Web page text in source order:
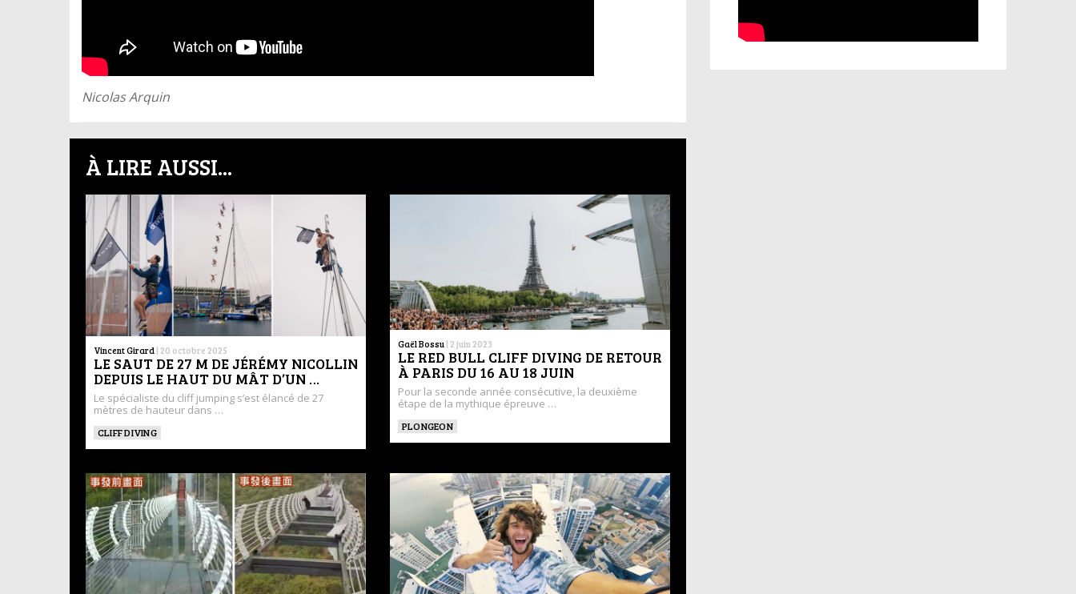
Nicolas Arquin
À LIRE AUSSI...
Vincent Girard | 20 octobre 2025
LE SAUT DE 27 M DE JÉRÉMY NICOLLIN
DEPUIS LE HAUT DU MÂT D’UN …
Le spécialiste du cliff jumping s’est élancé de 27
mètres de hauteur dans …
CLIFF DIVING
Gaël Bossu | 2 juin 2023
LE RED BULL CLIFF DIVING DE RETOUR
À PARIS DU 16 AU 18 JUIN
Pour la seconde année consécutive, la deuxième
étape de la mythique épreuve …
PLONGEON